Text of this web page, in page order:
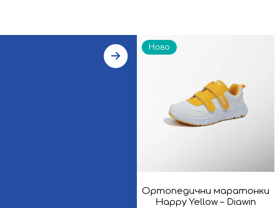
Ортопедични маратонки
Happy Yellow – Diawin
Ново